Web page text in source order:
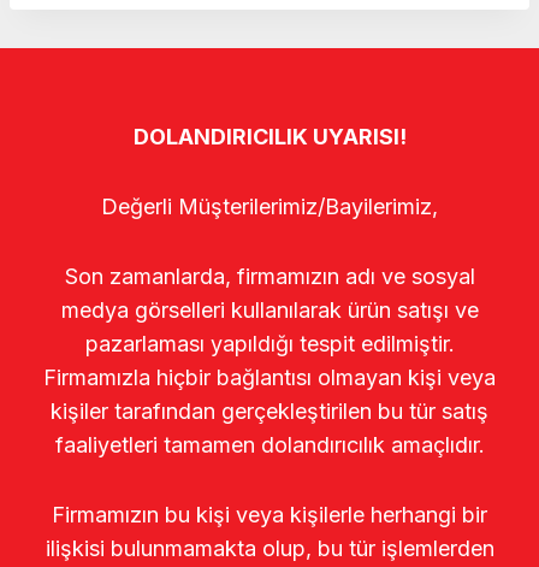
DOLANDIRICILIK UYARISI!
Değerli Müşterilerimiz/Bayilerimiz,
Son zamanlarda, firmamızın adı ve sosyal
medya görselleri kullanılarak ürün satışı ve
pazarlaması yapıldığı tespit edilmiştir.
Firmamızla hiçbir bağlantısı olmayan kişi veya
kişiler tarafından gerçekleştirilen bu tür satış
faaliyetleri tamamen dolandırıcılık amaçlıdır.
Firmamızın bu kişi veya kişilerle herhangi bir
ilişkisi bulunmamakta olup, bu tür işlemlerden